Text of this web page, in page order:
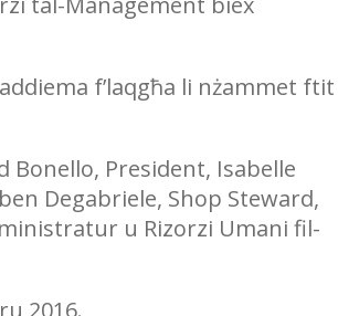
f’laqgħa li nżammet ftit
Bonello, President, Isabelle
Degabriele, Shop Steward,
u Rizorzi Umani fil-
2016.